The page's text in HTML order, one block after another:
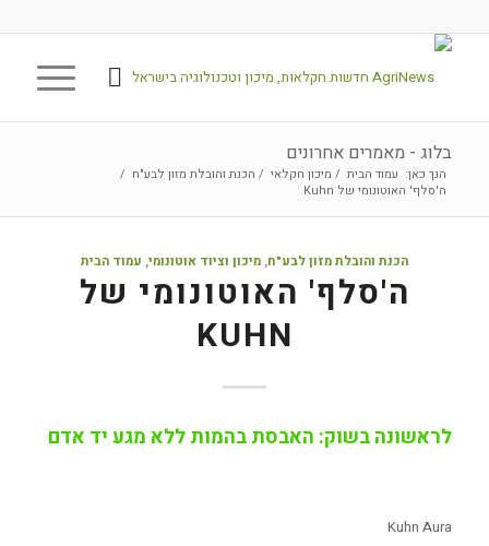
בלוג - מאמרים אחרונים
הנך כאן: עמוד הבית / מיכון חקלאי / הכנת והובלת מזון לבע"ח /
ה'סלף' האוטונומי של Kuhn
הכנת והובלת מזון לבע"ח, מיכון וציוד אוטונומי, עמוד הבית
ה'סלף' האוטונומי של
KUHN
לראשונה בשוק: האבסת בהמות ללא מגע יד אדם
Kuhn Aura